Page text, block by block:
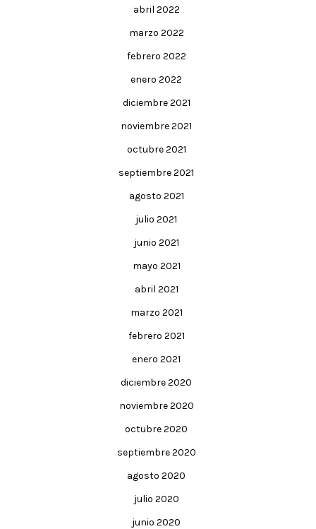
abril 2022
marzo 2022
febrero 2022
enero 2022
diciembre 2021
noviembre 2021
octubre 2021
septiembre 2021
agosto 2021
julio 2021
junio 2021
mayo 2021
abril 2021
marzo 2021
febrero 2021
enero 2021
diciembre 2020
noviembre 2020
octubre 2020
septiembre 2020
agosto 2020
julio 2020
junio 2020